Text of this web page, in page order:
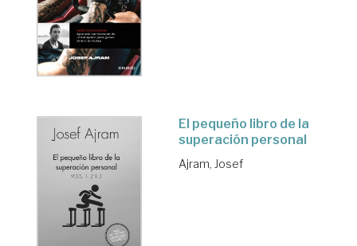
El pequeño libro de la
superación personal
Ajram, Josef